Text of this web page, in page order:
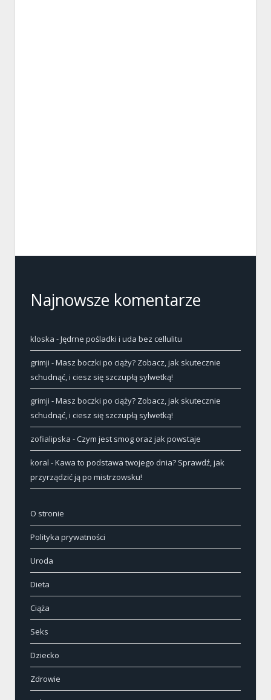
Najnowsze komentarze
kloska -Jędrne pośladki i uda bez cellulitu
grimji -Masz boczki po ciąży? Zobacz, jak skutecznie
schudnąć, i ciesz się szczupłą sylwetką!
grimji -Masz boczki po ciąży? Zobacz, jak skutecznie
schudnąć, i ciesz się szczupłą sylwetką!
zofialipska -Czym jest smog oraz jak powstaje
koral -Kawa to podstawa twojego dnia? Sprawdź, jak
przyrządzić ją po mistrzowsku!
O stronie
Polityka prywatności
Uroda
Dieta
Ciąża
Seks
Dziecko
Zdrowie